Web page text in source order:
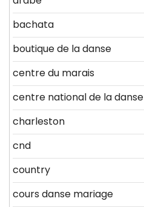
bachata
boutique de la danse
centre du marais
centre national de la danse
charleston
cnd
country
cours danse mariage